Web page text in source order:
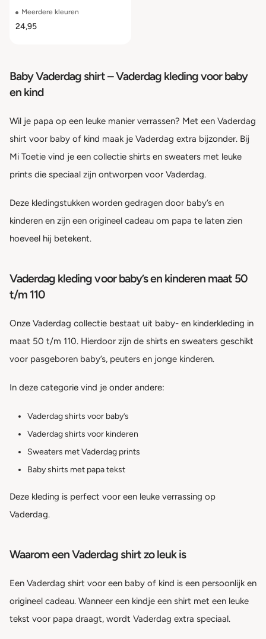
Meerdere kleuren
24,95
Baby Vaderdag shirt – Vaderdag kleding voor baby
en kind
Wil je papa op een leuke manier verrassen? Met een Vaderdag
shirt voor baby of kind maak je Vaderdag extra bijzonder. Bij
Mi Toetie vind je een collectie shirts en sweaters met leuke
prints die speciaal zijn ontworpen voor Vaderdag.
Deze kledingstukken worden gedragen door baby’s en
kinderen en zijn een origineel cadeau om papa te laten zien
hoeveel hij betekent.
Vaderdag kleding voor baby’s en kinderen maat 50
t/m 110
Onze Vaderdag collectie bestaat uit baby- en kinderkleding in
maat 50 t/m 110. Hierdoor zijn de shirts en sweaters geschikt
voor pasgeboren baby’s, peuters en jonge kinderen.
In deze categorie vind je onder andere:
Vaderdag shirts voor baby’s
Vaderdag shirts voor kinderen
Sweaters met Vaderdag prints
Baby shirts met papa tekst
Deze kleding is perfect voor een leuke verrassing op
Vaderdag.
Waarom een Vaderdag shirt zo leuk is
Een Vaderdag shirt voor een baby of kind is een persoonlijk en
origineel cadeau. Wanneer een kindje een shirt met een leuke
tekst voor papa draagt, wordt Vaderdag extra speciaal.